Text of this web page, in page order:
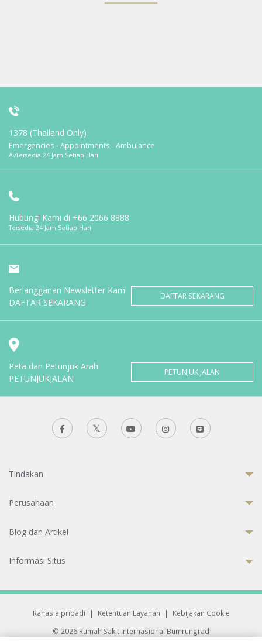
1378 (Thailand Only)
Emergencies - Appointments - Ambulance
AvTersedia 24 Jam Setiap Hari
Hubungi Kami di +66 2066 8888
Tersedia 24 Jam Setiap Hari
Berlangganan Newsletter Kami
DAFTAR SEKARANG
DAFTAR SEKARANG
Peta dan Petunjuk Arah
PETUNJUKJALAN
PETUNJUK JALAN
Tindakan
Perusahaan
Blog dan Artikel
Informasi Situs
Rahasia pribadi | Ketentuan Layanan |
Kebijakan Cookie
© 2026 Rumah Sakit Internasional Bumrungrad